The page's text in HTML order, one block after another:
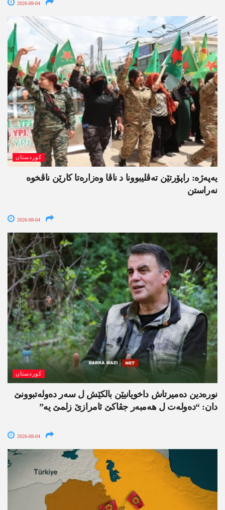
2026-08-04
کوردستان
یەپەژە: راپۆرتێن تەڤلیبوونا د ناڤا وەزارەتا کارێن ناڤخوە
نەراستن
2026-08-04
کوردستان
نورەدین دەمیرتاش داخویانیێن بالکێش ل سەر دەولەتبوونێ
دان: “دەولەت ل ھەمبەر جڤاکێ ئامرازێ زلمێ یە”
2026-08-04